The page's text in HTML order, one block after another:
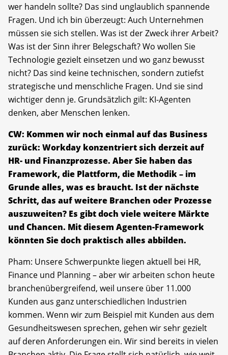
wer handeln sollte? Das sind unglaublich spannende
Fragen. Und ich bin überzeugt: Auch Unternehmen
müssen sie sich stellen. Was ist der Zweck ihrer Arbeit?
Was ist der Sinn ihrer Belegschaft? Wo wollen Sie
Technologie gezielt einsetzen und wo ganz bewusst
nicht? Das sind keine technischen, sondern zutiefst
strategische und menschliche Fragen. Und sie sind
wichtiger denn je. Grundsätzlich gilt: KI-Agenten
denken, aber Menschen lenken.
CW: Kommen wir noch einmal auf das Business
zurück: Workday konzentriert sich derzeit auf
HR- und Finanzprozesse. Aber Sie haben das
Framework, die Plattform, die Methodik – im
Grunde alles, was es braucht. Ist der nächste
Schritt, das auf weitere Branchen oder Prozesse
auszuweiten? Es gibt doch viele weitere Märkte
und Chancen. Mit diesem Agenten-Framework
könnten Sie doch praktisch alles abbilden.
Pham: Unsere Schwerpunkte liegen aktuell bei HR,
Finance und Planning – aber wir arbeiten schon heute
branchenübergreifend, weil unsere über 11.000
Kunden aus ganz unterschiedlichen Industrien
kommen. Wenn wir zum Beispiel mit Kunden aus dem
Gesundheitswesen sprechen, gehen wir sehr gezielt
auf deren Anforderungen ein. Wir sind bereits in vielen